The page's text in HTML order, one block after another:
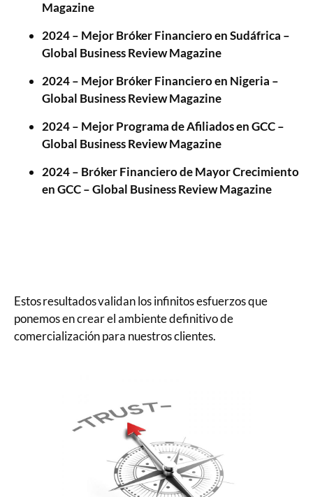
Magazine
2024 – Mejor Bróker Financiero en Sudáfrica –
Global Business Review Magazine
2024 – Mejor Bróker Financiero en Nigeria –
Global Business Review Magazine
2024 – Mejor Programa de Afiliados en GCC –
Global Business Review Magazine
2024 – Bróker Financiero de Mayor Crecimiento
en GCC – Global Business Review Magazine
Estos resultados validan los infinitos esfuerzos que
ponemos en crear el ambiente definitivo de
comercialización para nuestros clientes.